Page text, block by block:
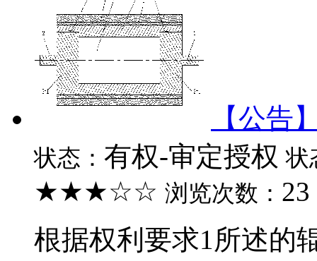
【公告
状态： 有权-审定授权状
★★★☆☆ 浏览次数： 23
根据权利要求1所述的